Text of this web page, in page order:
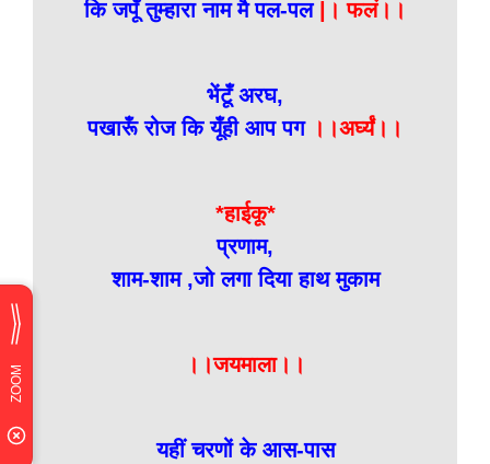
कि जपूँ तुम्हारा नाम मै पल-पल |। फलं।।
भेंटूँ अरघ,
पखारूँ रोज कि यूँही आप पग ।।अर्घ्यं।।
*हाईकू*
प्रणाम,
शाम-शाम ,जो लगा दिया हाथ मुकाम
।।जयमाला।।
यहीं चरणों के आस-पास